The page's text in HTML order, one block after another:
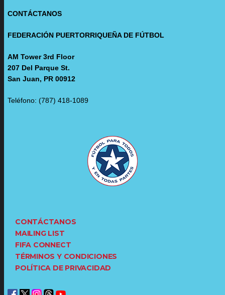
CONTÁCTANOS
FEDERACIÓN PUERTORRIQUEÑA DE FÚTBOL
AM Tower 3rd Floor
207 Del Parque St.
San Juan, PR 00912
Teléfono: (787) 418-1089
CONTÁCTANOS
MAILING LIST
FIFA CONNECT
TÉRMINOS Y CONDICIONES
POLÍTICA DE PRIVACIDAD